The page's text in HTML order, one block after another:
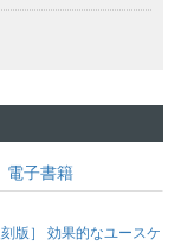
電子書籍
版］ 効果的なユースケ